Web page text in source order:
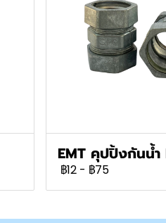
EMT คุปปิ้งกันน้ำ
฿12 - ฿75